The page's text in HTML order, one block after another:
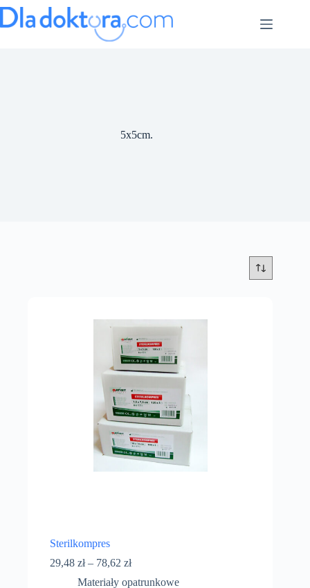
5x5cm.
Sterilkompres
29,48 zł – 78,62 zł
Materiały opatrunkowe